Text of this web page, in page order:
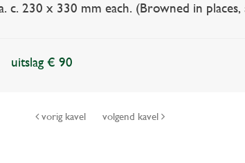
c. 230 x 330 mm each. (Browned in
uitslag € 90
vorig kavel volgend kavel